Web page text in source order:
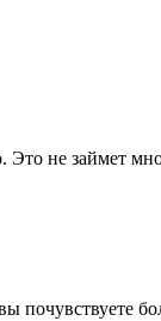
не займет
почувствуете